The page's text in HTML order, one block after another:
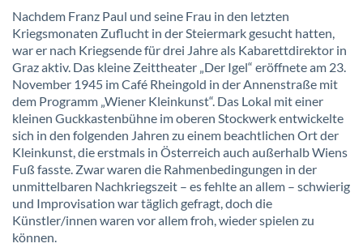
Nachdem Franz Paul und seine Frau in den letzten
Kriegsmonaten Zuflucht in der Steiermark gesucht hatten,
war er nach Kriegsende für drei Jahre als Kabarettdirektor in
Graz aktiv. Das kleine Zeittheater „Der Igel“ eröffnete am 23.
November 1945 im Café Rheingold in der Annenstraße mit
dem Programm „Wiener Kleinkunst“. Das Lokal mit einer
kleinen Guckkastenbühne im oberen Stockwerk entwickelte
sich in den folgenden Jahren zu einem beachtlichen Ort der
Kleinkunst, die erstmals in Österreich auch außerhalb Wiens
Fuß fasste. Zwar waren die Rahmenbedingungen in der
unmittelbaren Nachkriegszeit – es fehlte an allem – schwierig
und Improvisation war täglich gefragt, doch die
Künstler/innen waren vor allem froh, wieder spielen zu
können.